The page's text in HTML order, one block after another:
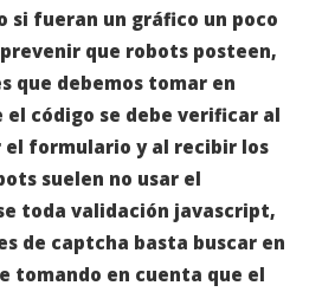
si fueran un gráfico un poco
que robots posteen,
que debemos tomar en
código se debe verificar al
el formulario y al recibir los
suelen no usar el
toda validación javascript,
de captcha basta buscar en
tomando en cuenta que el